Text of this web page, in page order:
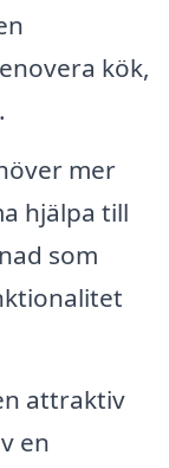
kök,
mer
hjälpa till
som
attraktiv
en